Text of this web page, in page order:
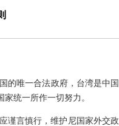
的唯一合法政府，台湾是中国
统一所作一切努力。
谨言慎行，维护尼国家外交政